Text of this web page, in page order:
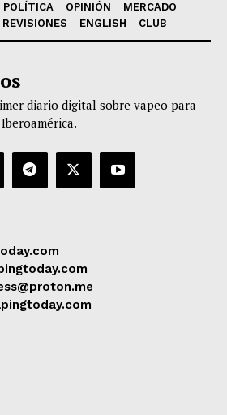
POLÍTICA OPINIÓN
MERCADO
REVISIONES ENGLISH CLUB
diario digital sobre vapeo para